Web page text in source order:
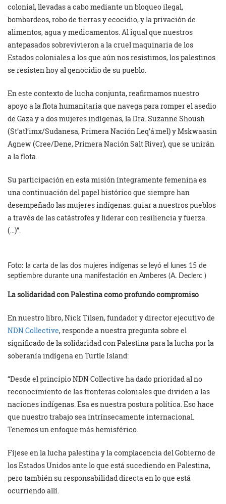
colonial, llevadas a cabo mediante un bloqueo ilegal,
bombardeos, robo de tierras y ecocidio, y la privación de
alimentos, agua y medicamentos. Al igual que nuestros
antepasados sobrevivieron a la cruel maquinaria de los
Estados coloniales a los que aún nos resistimos, los palestinos
se resisten hoy al genocidio de su pueblo.
En este contexto de lucha conjunta, reafirmamos nuestro
apoyo a la flota humanitaria que navega para romper el asedio
de Gaza y a dos mujeres indígenas, la Dra. Suzanne Shoush
(St’atl’imx/Sudanesa, Primera Nación Leq’á:mel) y Mskwaasin
Agnew (Cree/Dene, Primera Nación Salt River), que se unirán
a la flota.
Su participación en esta misión íntegramente femenina es
una continuación del papel histórico que siempre han
desempeñado las mujeres indígenas: guiar a nuestros pueblos
a través de las catástrofes y liderar con resiliencia y fuerza.
(…)”.
Foto: la carta de las dos mujeres indígenas se leyó el lunes 15 de
septiembre durante una manifestación en Amberes (A. Declerc )
La solidaridad con Palestina como profundo compromiso
En nuestro libro, Nick Tilsen, fundador y director ejecutivo de
NDN Collective, responde a nuestra pregunta sobre el
significado de la solidaridad con Palestina para la lucha por la
soberanía indígena en Turtle Island:
“Desde el principio NDN Collective ha dado prioridad al no
reconocimiento de las fronteras coloniales que dividen a las
naciones indígenas. Esa es nuestra postura política. Eso hace
que nuestro trabajo sea intrínsecamente internacional.
Tenemos un enfoque más hemisférico.
Fíjese en la lucha palestina y la complacencia del Gobierno de
los Estados Unidos ante lo que está sucediendo en Palestina,
pero también su responsabilidad directa en lo que está
ocurriendo allí.